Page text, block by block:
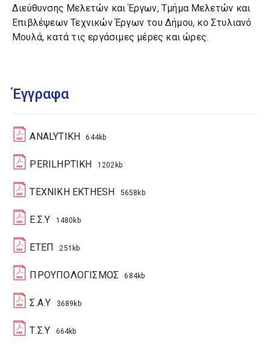
Διεύθυνσης Μελετών και Έργων, Τμήμα Μελετών και
Επιβλέψεων Τεχνικών Έργων του Δήμου, κο Στυλιανό
Μουλά, κατά τις εργάσιμες μέρες και ώρες.
Έγγραφα
ANALYTIKH 644kb
PERILHPTIKH 1202kb
TEXNIKH EKTHESH 5658kb
Ε.Σ.Υ 1480kb
ΕΤΕΠ 251kb
ΠΡΟΥΠΟΛΟΓΙΣΜΟΣ 684kb
Σ.Α.Υ 3689kb
Τ.Σ.Υ 664kb